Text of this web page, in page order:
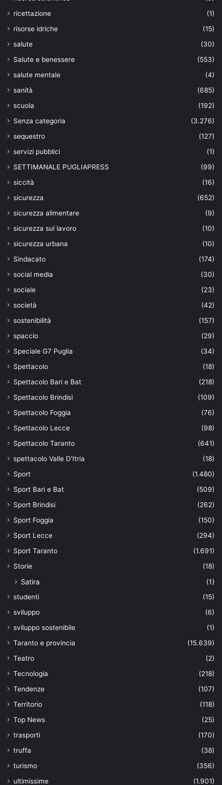
ricettazione
(1)
risorse idriche
(15)
salute
(30)
Salute e benessere
(553)
salute mentale
(4)
sanità
(685)
scuola
(192)
Senza categoria
(3.276)
sequestro
(127)
servizi pubblici
(1)
SETTIMANALE PUGLIAPRESS
(99)
siccità
(16)
sicurezza
(652)
sicurezza alimentare
(9)
sicurezza sul lavoro
(10)
sicurezza urbana
(10)
Sindacato
(174)
social media
(30)
sociale
(23)
società
(42)
sostenibilità
(157)
spaccio
(29)
Speciale G7 Puglia
(34)
Spettacolo
(18)
Spettacolo Bari e Bat
(218)
Spettacolo Brindisi
(109)
Spettacolo Foggia
(76)
Spettacolo Lecce
(98)
Spettacolo Taranto
(641)
spettacolo Valle D'Itria
(18)
Sport
(1.480)
Sport Bari e Bat
(509)
Sport Brindisi
(262)
Sport Foggia
(150)
Sport Lecce
(294)
Sport Taranto
(1.691)
Storie
(18)
Satira (1)
studenti
(15)
sviluppo
(6)
sviluppo sostenibile
(1)
Taranto e provincia
(15.639)
Teatro
(2)
Tecnologia
(218)
Tendenze
(107)
Territorio
(118)
Top News
(25)
trasporti
(170)
truffa
(38)
turismo
(356)
ultimissime
(1.901)